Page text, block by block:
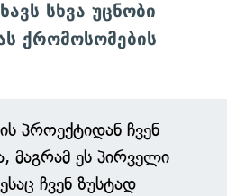
სხვა უცნობი
ქრომოსომების
პროექტიდან ჩვენ
მაგრამ ეს პირველი
ჩვენ ზუსტად